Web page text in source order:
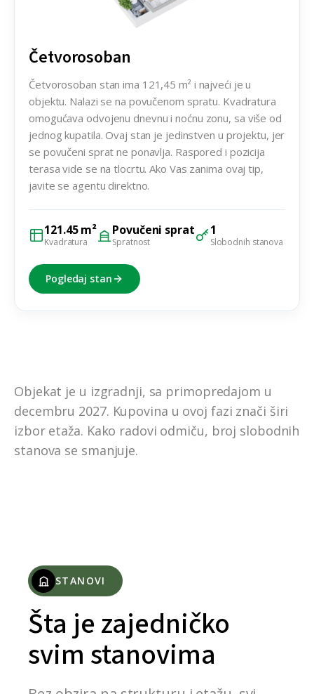
Četvorosoban
Četvorosoban stan ima 121,45 m² i najveći je u
objektu. Nalazi se na povučenom spratu. Kvadratura
omogućava odvojenu dnevnu i noćnu zonu, sa više od
jednog kupatila. Ovaj stan je jedinstven u projektu, jer
se povučeni sprat ne ponavlja. Raspored i pozicija
terasa vide se na tlocrtu. Ako Vas zanima ovaj tip,
javite se agentu direktno.
121.45 m²
Kvadratura
Povučeni sprat
Spratnost
1
Slobodnih stanova
Pogledaj stan
Objekat je u izgradnji, sa primopredajom u
decembru 2027. Kupovina u ovoj fazi znači širi
izbor etaža. Kako radovi odmiču, broj slobodnih
stanova se smanjuje.
STANOVI
Šta je zajedničko
svim stanovima